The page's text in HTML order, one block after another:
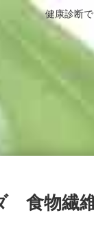
健康診断
食物繊